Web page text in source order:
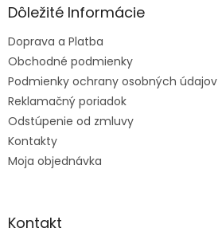
ä
e
Dôležité Informácie
Doprava a Platba
Obchodné podmienky
Podmienky ochrany osobných údajov
Reklamačný poriadok
Odstúpenie od zmluvy
Kontakty
Moja objednávka
Kontakt